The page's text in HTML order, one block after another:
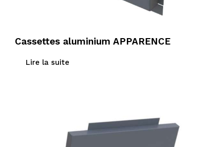
Cassettes aluminium APPARENCE
Lire la suite